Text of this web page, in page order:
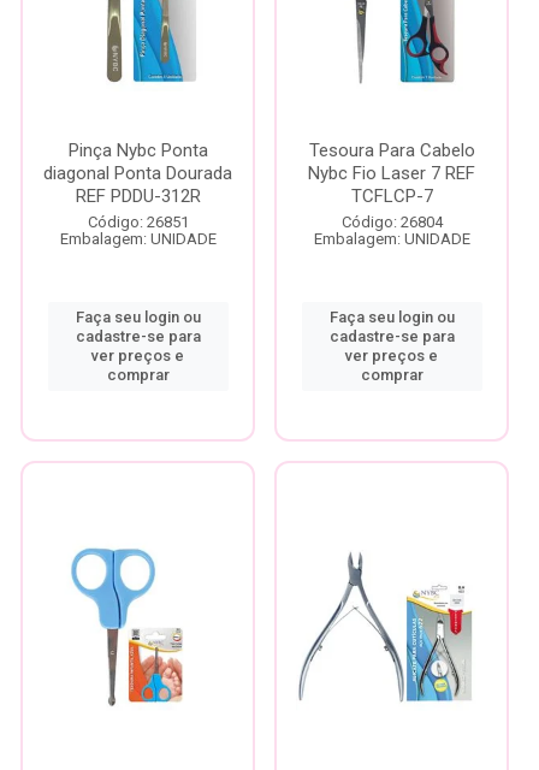
Pinça Nybc Ponta
diagonal Ponta Dourada
REF PDDU-312R
Código: 26851
Embalagem: UNIDADE
Faça seu login ou
cadastre-se para
ver preços e
comprar
Tesoura Para Cabelo
Nybc Fio Laser 7 REF
TCFLCP-7
Código: 26804
Embalagem: UNIDADE
Faça seu login ou
cadastre-se para
ver preços e
comprar